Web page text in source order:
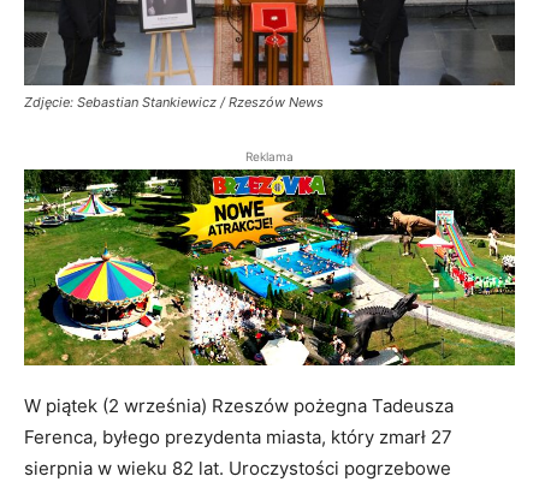
Zdjęcie: Sebastian Stankiewicz / Rzeszów News
Reklama
W piątek (2 września) Rzeszów pożegna Tadeusza
Ferenca, byłego prezydenta miasta, który zmarł 27
sierpnia w wieku 82 lat. Uroczystości pogrzebowe